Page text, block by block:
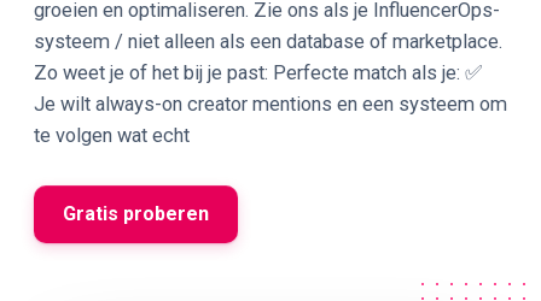
groeien en optimaliseren. Zie ons als je InfluencerOps-
systeem / niet alleen als een database of marketplace.
Zo weet je of het bij je past: Perfecte match als je: ✅
Je wilt always-on creator mentions en een systeem om
te volgen wat echt
Gratis proberen